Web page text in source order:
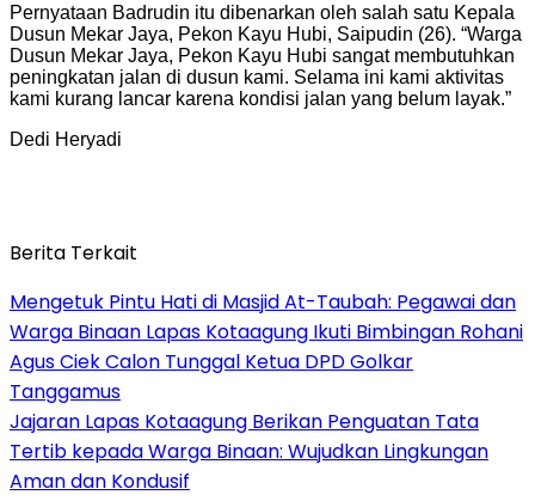
Pernyataan Badrudin itu dibenarkan oleh salah satu Kepala
Dusun Mekar Jaya, Pekon Kayu Hubi, Saipudin (26). “Warga
Dusun Mekar Jaya, Pekon Kayu Hubi sangat membutuhkan
peningkatan jalan di dusun kami. Selama ini kami aktivitas
kami kurang lancar karena kondisi jalan yang belum layak.”
Dedi Heryadi
Berita Terkait
Mengetuk Pintu Hati di Masjid At-Taubah: Pegawai dan
Warga Binaan Lapas Kotaagung Ikuti Bimbingan Rohani
Agus Ciek Calon Tunggal Ketua DPD Golkar
Tanggamus
Jajaran Lapas Kotaagung Berikan Penguatan Tata
Tertib kepada Warga Binaan: Wujudkan Lingkungan
Aman dan Kondusif